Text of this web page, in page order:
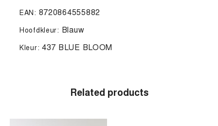
EAN: 8720864555882
Hoofdkleur: Blauw
Kleur:437 BLUE BLOOM
Related products